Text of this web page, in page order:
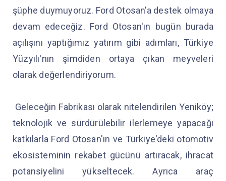
şüphe duymuyoruz. Ford Otosan’a destek olmaya
devam edeceğiz. Ford Otosan'ın bugün burada
açılışını yaptığımız yatırım gibi adımları, Türkiye
Yüzyılı'nın şimdiden ortaya çıkan meyveleri
olarak değerlendiriyorum.
Geleceğin Fabrikası olarak nitelendirilen Yeniköy;
teknolojik ve sürdürülebilir ilerlemeye yapacağı
katkılarla Ford Otosan'ın ve Türkiye'deki otomotiv
ekosisteminin rekabet gücünü artıracak, ihracat
potansiyelini yükseltecek. Ayrıca araç